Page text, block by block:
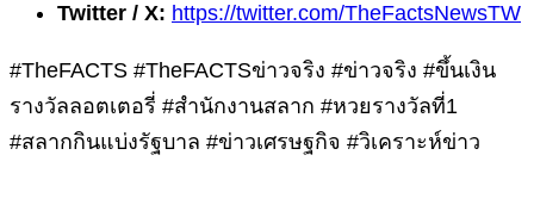
Twitter / X: https://twitter.com/TheFactsNewsTW
#TheFACTS #TheFACTSข่าวจริง #ข่าวจริง #ขึ้นเงิน
รางวัลลอตเตอรี่ #สำนักงานสลาก #หวยรางวัลที่1
#สลากกินแบ่งรัฐบาล #ข่าวเศรษฐกิจ #วิเคราะห์ข่าว